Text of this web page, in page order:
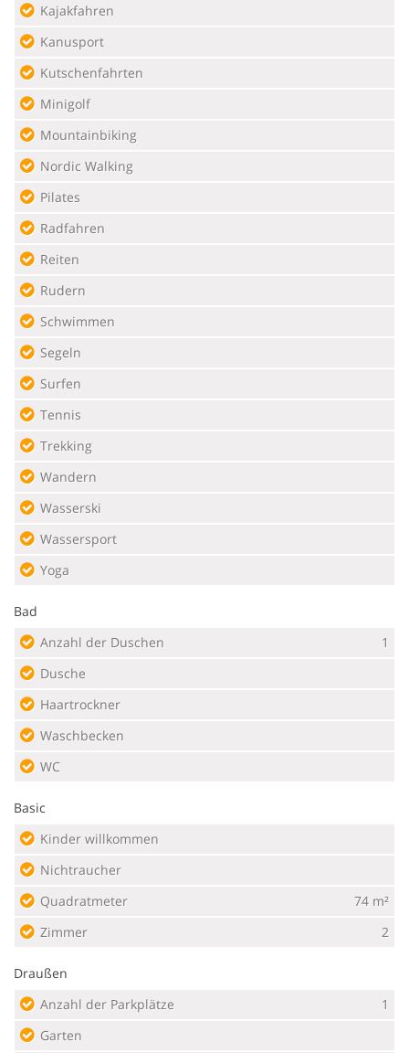
Kajakfahren
Kanusport
Kutschenfahrten
Minigolf
Mountainbiking
Nordic Walking
Pilates
Radfahren
Reiten
Rudern
Schwimmen
Segeln
Surfen
Tennis
Trekking
Wandern
Wasserski
Wassersport
Yoga
Bad
Anzahl der Duschen
1
Dusche
Haartrockner
Waschbecken
WC
Basic
Kinder willkommen
Nichtraucher
Quadratmeter
74 m²
Zimmer
2
Draußen
Anzahl der Parkplätze
1
Garten